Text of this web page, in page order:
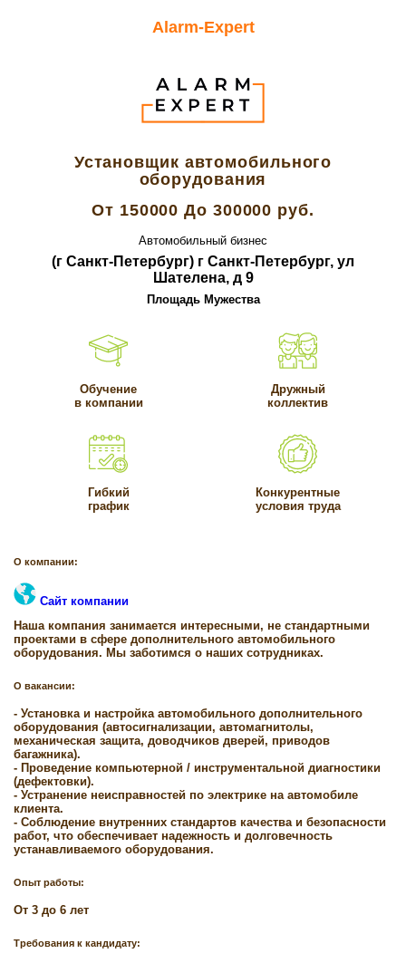
Alarm-Expert
Установщик автомобильного
оборудования
От 150000 До 300000 руб.
Автомобильный бизнес
(г Санкт-Петербург) г Санкт-Петербург, ул
Шателена, д 9
Площадь Мужества
Обучение
в компании
Дружный
коллектив
Гибкий
график
Конкурентные
условия труда
О компании:
Сайт компании
Наша компания занимается интересными, не стандартными
проектами в сфере дополнительного автомобильного
оборудования. Мы заботимся о наших сотрудниках.
О вакансии:
- Установка и настройка автомобильного дополнительного
оборудования (автосигнализации, автомагнитолы,
механическая защита, доводчиков дверей, приводов
багажника).
- Проведение компьютерной / инструментальной диагностики
(дефектовки).
- Устранение неисправностей по электрике на автомобиле
клиента.
- Соблюдение внутренних стандартов качества и безопасности
работ, что обеспечивает надежность и долговечность
устанавливаемого оборудования.
Опыт работы:
От 3 до 6 лет
Требования к кандидату: